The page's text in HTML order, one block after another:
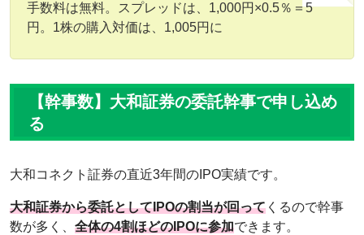
手数料は無料。スプレッドは、1,000円×0.5％＝5
円。1株の購入対価は、1,005円に
【幹事数】大和証券の委託幹事で申し込め
る
大和コネクト証券の直近3年間のIPO実績です。
大和証券から委託としてIPOの割当が回って くるので幹事
数が多く、 全体の4割ほどのIPOに参加できます。